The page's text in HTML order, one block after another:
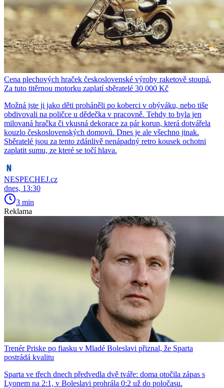
Cena plechových hraček československé výroby raketově stoupá.
Za tuto titěrnou motorku zaplatí sběratelé 30 000 Kč
Možná jste ji jako děti proháněli po koberci v obýváku, nebo tiše
obdivovali na poličce u dědečka v pracovně. Tehdy to byla jen
milovaná hračka či vkusná dekorace za pár korun, která dotvářela
kouzlo československých domovů. Dnes je ale všechno jinak.
Sběratelé jsou za tento zdánlivě nenápadný retro kousek ochotni
zaplatit sumu, ze které se točí hlava.
NESPECHEJ.cz
dnes, 13:30
3 min
Reklama
Trenér Priske po fiasku v Mladé Boleslavi přiznal, že Sparta
postrádá kvalitu
Sparta ve třech dnech předvedla dvě tváře: doma otočila zápas s
Lyonem na 2:1, v Boleslavi prohrála 0:2 už do poločasu.